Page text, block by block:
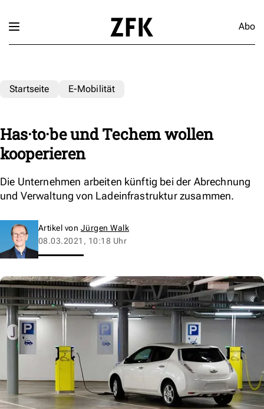
Abo
Startseite E-Mobilität
Has·to·be und Techem wollen
kooperieren
Die Unternehmen arbeiten künftig bei der Abrechnung
und Verwaltung von Ladeinfrastruktur zusammen.
Artikel von Jürgen Walk
08.03.2021, 10:18 Uhr